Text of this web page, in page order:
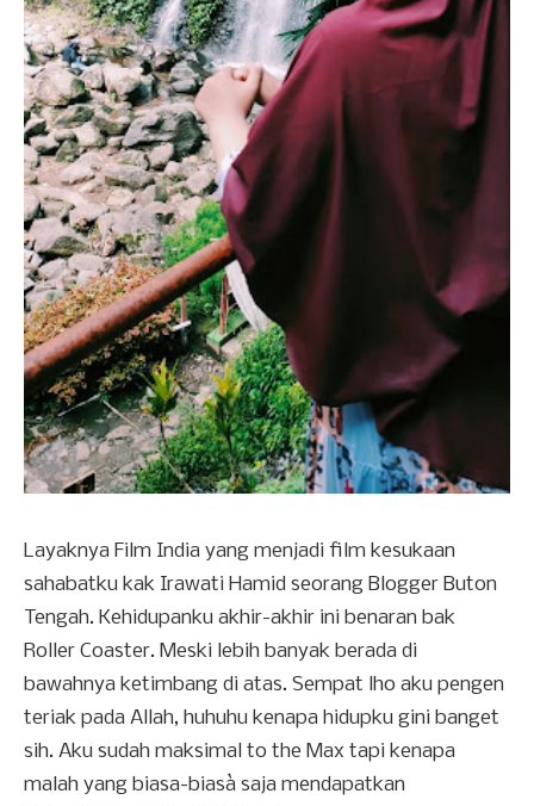
Layaknya Film India yang menjadi film kesukaan
sahabatku kak Irawati Hamid seorang Blogger Buton
Tengah. Kehidupanku akhir-akhir ini benaran bak
Roller Coaster. Meski lebih banyak berada di
bawahnya ketimbang di atas. Sempat lho aku pengen
teriak pada Allah, huhuhu kenapa hidupku gini banget
sih. Aku sudah maksimal to the Max tapi kenapa
malah yang biasa-biasà saja mendapatkan